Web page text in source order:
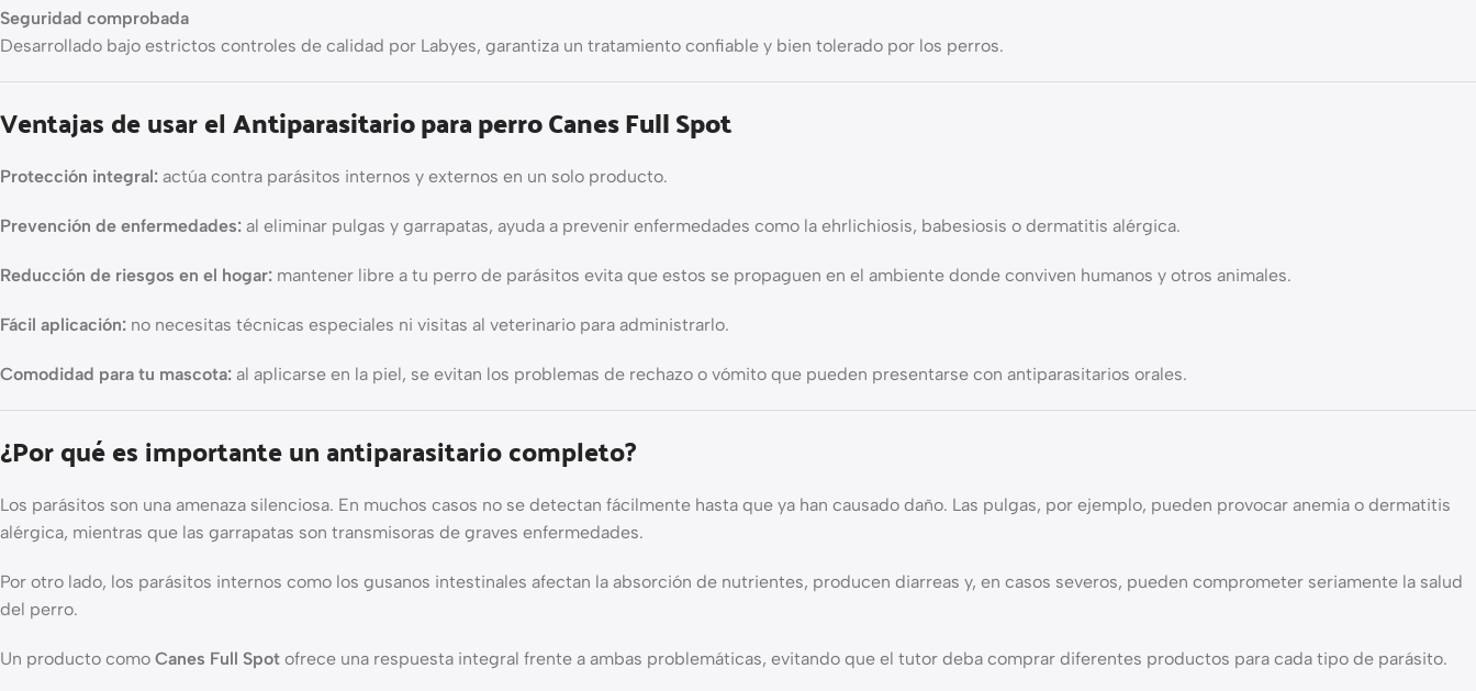
Seguridad comprobada
Desarrollado bajo estrictos controles de calidad por Labyes, garantiza un tratamiento confiable y bien tolerado por los perros.
Ventajas de usar elAntiparasitario para perro Canes Full Spot
Protección integral: actúa contra parásitos internos y externos en un solo producto.
Prevención de enfermedades: al eliminar pulgas y garrapatas, ayuda a prevenir enfermedades como la ehrlichiosis, babesiosis o dermatitis alérgica.
Reducción de riesgos en el hogar: mantener libre a tu perro de parásitos evita que estos se propaguen en el ambiente donde conviven humanos y otros animales.
Fácil aplicación: no necesitas técnicas especiales ni visitas al veterinario para administrarlo.
Comodidad para tu mascota: al aplicarse en la piel, se evitan los problemas de rechazo o vómito que pueden presentarse con antiparasitarios orales.
¿Por qué es importante un antiparasitario completo?
Los parásitos son una amenaza silenciosa. En muchos casos no se detectan fácilmente hasta que ya han causado daño. Las pulgas, por ejemplo, pueden provocar anemia o dermatitis
alérgica, mientras que las garrapatas son transmisoras de graves enfermedades.
Por otro lado, los parásitos internos como los gusanos intestinales afectan la absorción de nutrientes, producen diarreas y, en casos severos, pueden comprometer seriamente la salud
del perro.
Un producto como Canes Full Spot ofrece una respuesta integral frente a ambas problemáticas, evitando que el tutor deba comprar diferentes productos para cada tipo de parásito.